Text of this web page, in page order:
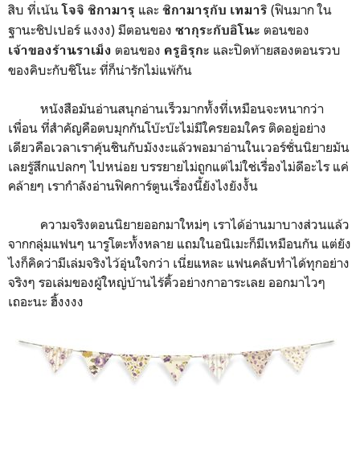
สิบ ที่เน้นโจจิ ชิกามารุ และ ชิกามารุกับ เทมาริ (ฟินมาก ใน
ฐานะชิปเปอร์ แงงง) มีตอนของ ซากุระกับอิโนะ ตอนของ
เจ้าของร้านราเม็ง ตอนของ ครูอิรุกะ และปิดท้ายสองตอนรวบ
ของคิบะกับชิโนะ ที่ก็น่ารักไม่แพ้กัน
หนังสือมันอ่านสนุกอ่านเร็วมากทั้งที่เหมือนจะหนากว่า
เพื่อน ที่สำคัญคือตบมุกกันโบ๊ะบ๊ะไม่มีใครยอมใคร ติดอยู่อย่าง
เดียวคือเวลาเราคุ้นชินกับมังงะแล้วพอมาอ่านในเวอร์ชั่นนิยายมัน
เลยรู้สึกแปลกๆ ไปหน่อย บรรยายไม่ถูกแต่ไม่ใช่เรื่องไม่ดีอะไร แค่
คล้ายๆ เรากำลังอ่านฟิคการ์ตูนเรื่องนี้ยังไงยังงั้น
ความจริงตอนนิยายออกมาใหม่ๆ เราได้อ่านมาบางส่วนแล้ว
จากกลุ่มแฟนๆ นารูโตะทั้งหลาย แถมในอนิเมะก็มีเหมือนกัน แต่ยัง
ไงก็คิดว่ามีเล่มจริงไว้อุ่นใจกว่า เนี่ยแหละ แฟนคลับทำได้ทุกอย่าง
จริงๆ รอเล่มของผู้ใหญ่บ้านไร้คิ้วอย่างกาอาระเลย ออกมาไวๆ
เถอะนะ ฮิ้งงงง